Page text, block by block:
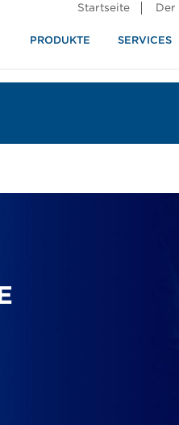
Startseite Der
PRODUKTE SERVICES